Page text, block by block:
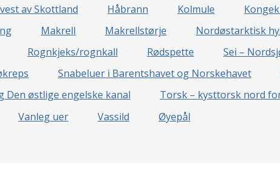
av Skottland
Håbrann Kolmule
Makrell Makrellstørje Nordøstarktisk
Rognkjeks/rognkall Rødspette Sei –
Snabeluer i Barentshavet og Norskehavet
Den østlige engelske kanal
Torsk – kysttorsk nord
Vanleg uer Vassild Øyepål